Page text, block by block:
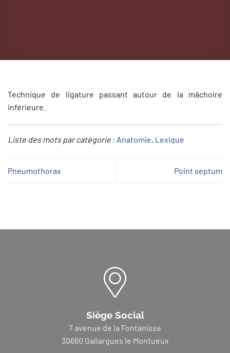
Technique de ligature passant autour de la mâchoire
inférieure.
Liste des mots par catégorie :Anatomie, Lexique
Pneumothorax Point septum
Siège Social
7 avenue de la Fontanisse
30660 Gallargues le Montueux